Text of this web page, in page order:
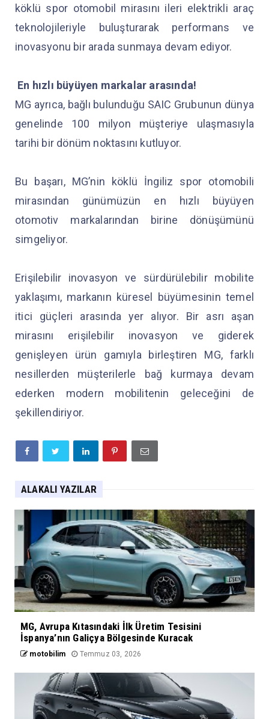
köklü spor otomobil mirasını ileri elektrikli araç
teknolojileriyle buluşturarak performans ve
inovasyonu bir arada sunmaya devam ediyor.
En hızlı büyüyen markalar arasında!
MG ayrıca, bağlı bulunduğu SAIC Grubunun dünya
genelinde 100 milyon müşteriye ulaşmasıyla
tarihi bir dönüm noktasını kutluyor.
Bu başarı, MG’nin köklü İngiliz spor otomobili
mirasından günümüzün en hızlı büyüyen
otomotiv markalarından birine dönüşümünü
simgeliyor.
Erişilebilir inovasyon ve sürdürülebilir mobilite
yaklaşımı, markanın küresel büyümesinin temel
itici güçleri arasında yer alıyor. Bir asrı aşan
mirasını erişilebilir inovasyon ve giderek
genişleyen ürün gamıyla birleştiren MG, farklı
nesillerden müşterilerle bağ kurmaya devam
ederken modern mobilitenin geleceğini de
şekillendiriyor.
ALAKALI YAZILAR
MG, Avrupa Kıtasındaki İlk Üretim Tesisini
İspanya’nın Galiçya Bölgesinde Kuracak
motobilim Temmuz 03, 2026